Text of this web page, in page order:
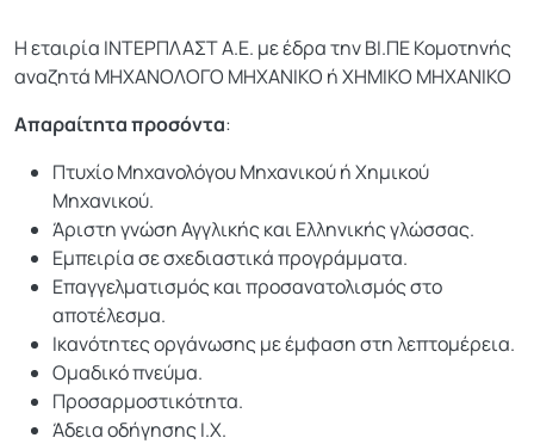
Η εταιρία ΙΝΤΕΡΠΛΑΣΤ Α.Ε. με έδρα την ΒΙ.ΠΕ Κομοτηνής
αναζητά ΜΗΧΑΝΟΛΟΓΟ ΜΗΧΑΝΙΚΟ ή ΧΗΜΙΚΟ ΜΗΧΑΝΙΚΟ
Απαραίτητα προσόντα:
Πτυχίο Μηχανολόγου Μηχανικού ή Χημικού
Μηχανικού.
Άριστη γνώση Αγγλικής και Ελληνικής γλώσσας.
Εμπειρία σε σχεδιαστικά προγράμματα.
Επαγγελματισμός και προσανατολισμός στο
αποτέλεσμα.
Ικανότητες οργάνωσης με έμφαση στη λεπτομέρεια.
Ομαδικό πνεύμα.
Προσαρμοστικότητα.
Άδεια οδήγησης Ι.Χ.